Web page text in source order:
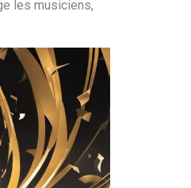
les musiciens,